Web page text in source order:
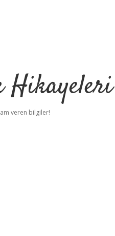
Hikayeleri
veren bilgiler!